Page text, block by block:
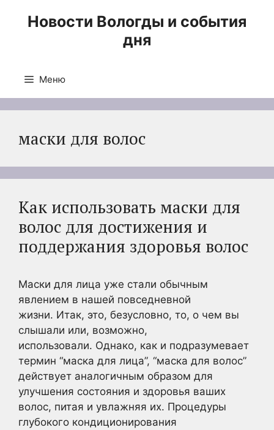
Новости Вологды и события
дня
Меню
маски для волос
Как использовать маски для
волос для достижения и
поддержания здоровья волос
Маски для лица уже стали обычным
явлением в нашей повседневной
жизни. Итак, это, безусловно, то, о чем вы
слышали или, возможно,
использовали. Однако, как и подразумевает
термин “маска для лица”, “маска для волос”
действует аналогичным образом для
улучшения состояния и здоровья ваших
волос, питая и увлажняя их. Процедуры
глубокого кондиционирования